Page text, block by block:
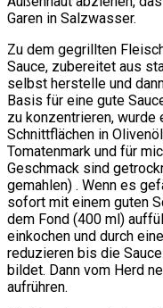
Garen in Salzwasser.
Zu dem gegrillten
Sauce, zubereitet aus
selbst herstelle und
Basis für eine gute
zu konzentrieren,
Schnittflächen in
Tomatenmark und für
Geschmack sind
gemahlen) . Wenn es
sofort mit einem guten
dem Fond (400 ml)
einkochen und durch
reduzieren bis die
bildet. Dann vom Herd
aufrühren.